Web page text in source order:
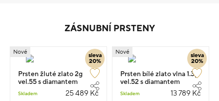
ZÁSNUBNÍ PRSTENY
sleva
20%
Nové
Prsten žluté zlato 2g
vel.55 s diamantem
Skladem 25 489 Kč
sleva
20%
Nové
Prsten bílé zlato vlna 1.3g
vel.52 s diamantem
Skladem 13 789 Kč